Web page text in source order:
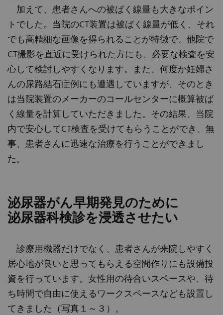
加えて、患者さんへの被ばく線量も大きなポイン
トでした。当院のCT装置は被ばく線量が低く、それ
でも高精細な画像を得られることが特徴で、他院で
CT撮影を直近に受けられた方にも、必要な検査を安
心して検討しやすくなります。また、何度か妊婦さ
んの尿路結石症例にも遭遇していますが、そのとき
は当院装置のメーカーのコールセンターに概算被ば
く線量を計算していただきました。その結果、当院
内で安心してCT検査を受けてもらうことができ、無
事、患者さんに迅速な治療を行うことができまし
た。
泌尿器がん早期発見のために
泌尿器科検診を浸透させたい
診療用機器だけでなく、患者さんが来院しやすく
居心地が良いと思ってもらえる空間作りにも設備投
資を行っています。女性用の待合いスペースや、待
ち時間で自由に使えるワークスペースなども設置し
てきました（写真１～３）。